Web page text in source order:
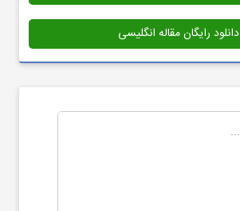
دانلود رایگان مقاله انگلیسی